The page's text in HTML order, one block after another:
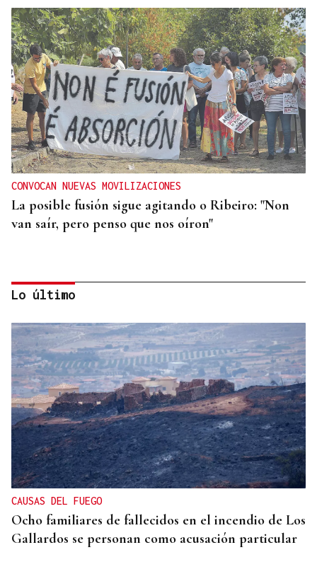
CONVOCAN NUEVAS MOVILIZACIONES
La posible fusión sigue agitando o Ribeiro: "Non
van saír, pero penso que nos oíron"
CARTA COMPLETA
Documento | El comunicado íntegro de los
concejales que rechazan la fusión fusión de
Carballeda de Avia y Ribadavia
Lo último
CAUSAS DEL FUEGO
Ocho familiares de fallecidos en el incendio de Los
Gallardos se personan como acusación particular